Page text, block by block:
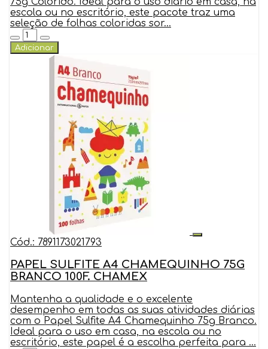
escola ou no escritório, este pacote traz uma
seleção de folhas coloridas sor...
Adicionar
Cód.: 7891173021793
PAPEL SULFITE A4 CHAMEQUINHO 75G
BRANCO 100F. CHAMEX
Mantenha a qualidade e o excelente
desempenho em todas as suas atividades diárias
com o Papel Sulfite A4 Chamequinho 75g Branco.
Ideal para o uso em casa, na escola ou no
escritório, este papel é a escolha perfeita para ...